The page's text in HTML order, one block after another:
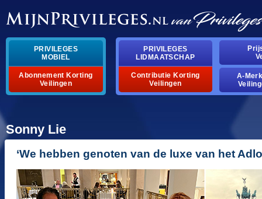
privileges
mobiel
abonnement korting
veilingen
privileges
lidmaatschap
contributie korting
veilingen
a-
sonny lie
‘we hebben genoten van de luxe van het